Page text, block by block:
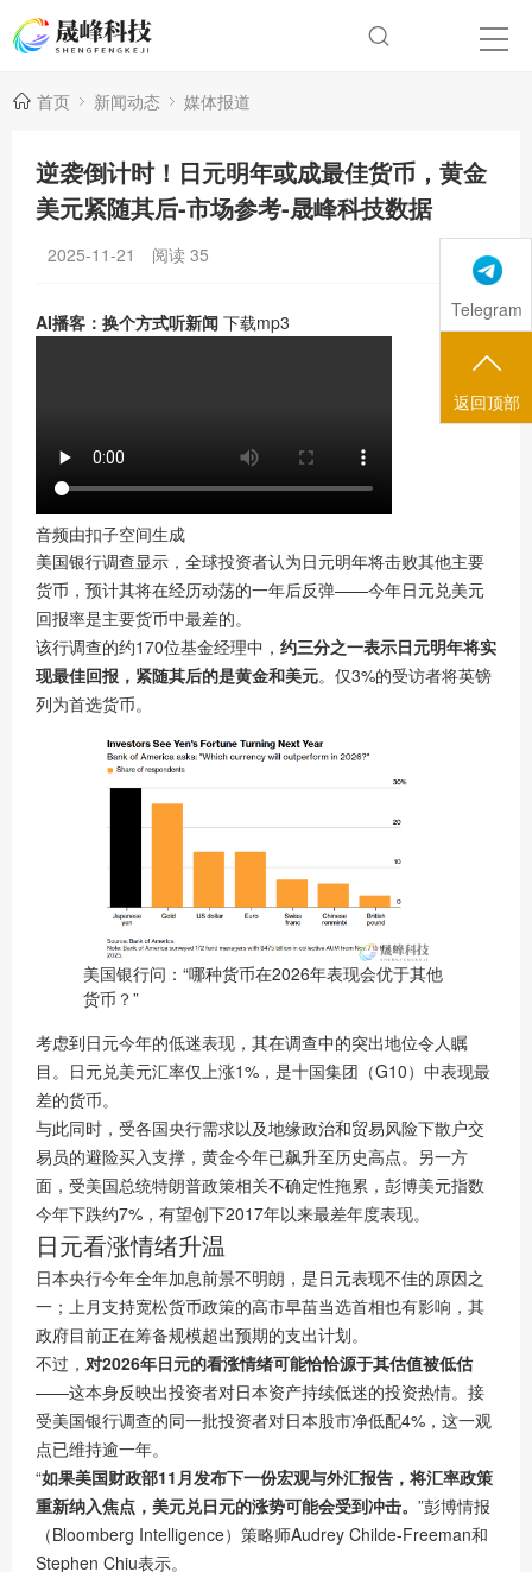
首页 新闻动态 媒体报道
逆袭倒计时！日元明年或成最佳货币，黄金
美元紧随其后-市场参考-晟峰科技数据
2025-11-21 阅读 35
AI播客：换个方式听新闻 下载mp3
音频由扣子空间生成
美国银行调查显示，全球投资者认为日元明年将击败其他主要
货币，预计其将在经历动荡的一年后反弹——今年日元兑美元
回报率是主要货币中最差的。
该行调查的约170位基金经理中， 约三分之一表示日元明年将实
现最佳回报，紧随其后的是黄金和美元。仅3%的受访者将英镑
列为首选货币。
美国银行问：“哪种货币在2026年表现会优于其他
货币？”
考虑到日元今年的低迷表现，其在调查中的突出地位令人瞩
目。日元兑美元汇率仅上涨1%，是十国集团（G10）中表现最
差的货币。
与此同时，受各国央行需求以及地缘政治和贸易风险下散户交
易员的避险买入支撑，黄金今年已飙升至历史高点。另一方
面，受美国总统特朗普政策相关不确定性拖累，彭博美元指数
今年下跌约7%，有望创下2017年以来最差年度表现。
日元看涨情绪升温
日本央行今年全年加息前景不明朗，是日元表现不佳的原因之
一；上月支持宽松货币政策的高市早苗当选首相也有影响，其
政府目前正在筹备规模超出预期的支出计划。
不过， 对2026年日元的看涨情绪可能恰恰源于其估值被低估
——这本身反映出投资者对日本资产持续低迷的投资热情。接
受美国银行调查的同一批投资者对日本股市净低配4%，这一观
点已维持逾一年。
“如果美国财政部11月发布下一份宏观与外汇报告，将汇率政策
重新纳入焦点，美元兑日元的涨势可能会受到冲击。 ”彭博情报
（Bloomberg Intelligence）策略师Audrey Childe-Freeman和
Stephen Chiu表示。
Telegram
返回顶部